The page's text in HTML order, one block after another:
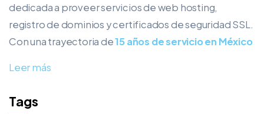
dedicada a proveer servicios de web hosting,
registro de dominios y certificados de seguridad SSL.
Con una trayectoria de15 años de servicio en México
Leer más
Tags